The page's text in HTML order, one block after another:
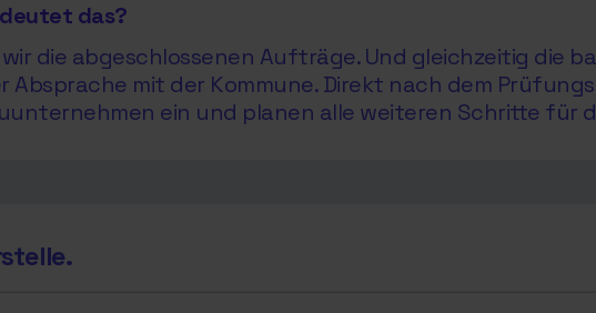
das?
die abgeschlossenen Aufträge. Und gleichzeitig die
Absprache mit der Kommune. Direkt nach dem
ein und planen alle weiteren Schritte für